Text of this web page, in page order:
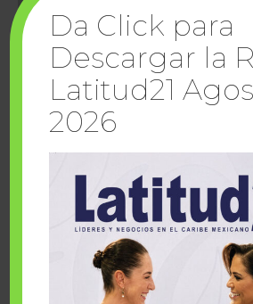
Cuando la solidaridad inspira;
sueños Fairmont Mayakoba y
Da Click para
Descargar la
Latitud21
2026